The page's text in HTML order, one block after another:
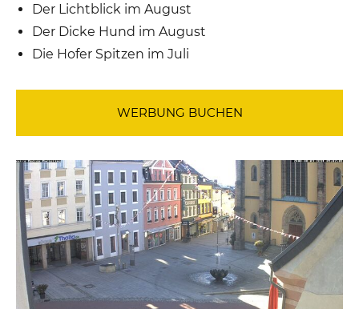
Der Lichtblick im August
Der Dicke Hund im August
Die Hofer Spitzen im Juli
WERBUNG BUCHEN